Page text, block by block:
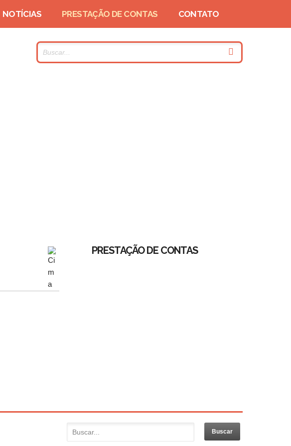
NOTÍCIAS PRESTAÇÃO DE CONTAS CONTATO
PRESTAÇÃO DE CONTAS